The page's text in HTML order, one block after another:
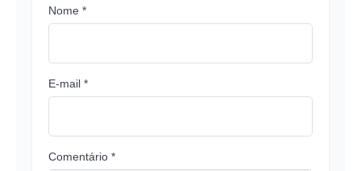
Nome *
E-mail *
Comentário *